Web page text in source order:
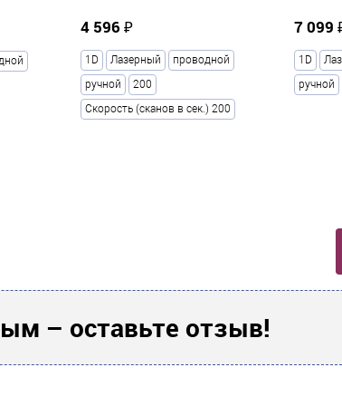
4 596 ₽
1D Лазерный
проводной
ручной
200
Скорость (сканов в сек.) 200
7 099
1D
ручной
– оставьте отзыв!